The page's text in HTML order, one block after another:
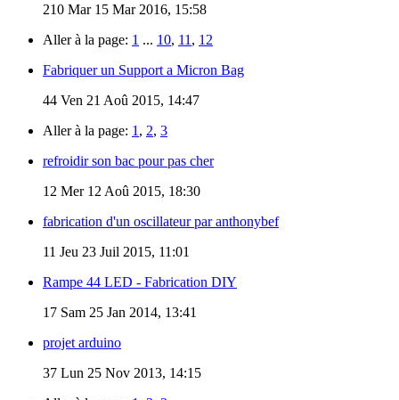
210 Mar 15 Mar 2016, 15:58
Aller à la page: 1 ... 10, 11 , 12
Fabriquer un Support a Micron Bag
44 Ven 21 Aoû 2015, 14:47
Aller à la page: 1 , 2, 3
refroidir son bac pour pas cher
12 Mer 12 Aoû 2015, 18:30
fabrication d'un oscillateur par anthonybef
11 Jeu 23 Juil 2015, 11:01
Rampe 44 LED - Fabrication DIY
17 Sam 25 Jan 2014, 13:41
projet arduino
37 Lun 25 Nov 2013, 14:15